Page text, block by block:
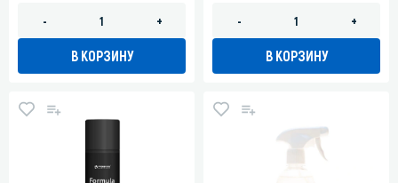
- +
В КОРЗИНУ
- +
В КОРЗИНУ